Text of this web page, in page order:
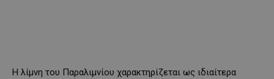
Η λίμνη του Παραλιμνίου χαρακτηρίζεται ως ιδιαίτερα